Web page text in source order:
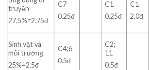
truyền
27.5%=2.75đ
C7
0.25đ
C1
0.25đ
C1
2.0đ
Sinh vật và
môi trường
25%=2.5đ
C4;6
0.5đ
C2;
11
0.5đ